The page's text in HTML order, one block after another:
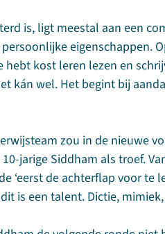
is, ligt meestal aan een
eigenschappen.
hebt kost leren lezen en
kán wel. Het begint bij
zou in de nieuwe
jarige Siddham als troef.
‘eerst de achterflap voor te
is een talent. Dictie,